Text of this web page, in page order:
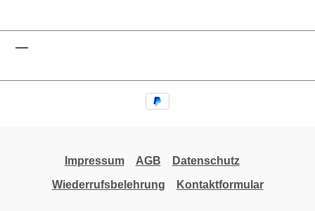
Impressum AGB
Datenschutz
Wiederrufsbelehrung
Kontaktformular